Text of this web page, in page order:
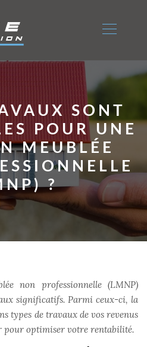
SONT
POUR UNE
MEUBLÉE
?
non professionnelle (LMNP)
significatifs. Parmi ceux-ci, la
types de travaux de vos revenus
pour optimiser votre rentabilité.